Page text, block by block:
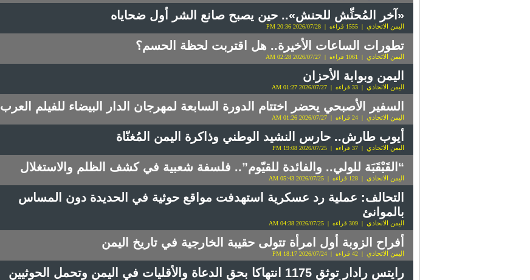
«آخر المُحنِّش للحنش».. حين يصبح صانع الشر أول ضحاياه
اليمن الاتحادي | 1555 قراءه | 2026/07/28 20:36 PM
تطورات الساعات الأخيرة.. هل اقتربت لحظة الحسم؟
اليمن الاتحادي | 1061 قراءه | 2026/07/27 02:28 AM
اليمن وبوابة الأحزان
اليمن الاتحادي | 33 قراءه | 2026/07/27 01:27 AM
السفير الأصبحي يحضر اختتام الدورة السابعة لمهرجان الدار البيضاء للفيلم العرب
اليمن الاتحادي | 24 قراءه | 2026/07/27 01:26 AM
أيوب طارش.. حارس النشيد الوطني وذاكرة اليمن المُغنّاة
اليمن الاتحادي | 37 قراءه | 2026/07/25 19:08 PM
“القَبْقَبَة للولي.. والفائدة للقيّوم”.. فلسفة شعبية في كشف الظلم والاستغلال
اليمن الاتحادي | 128 قراءه | 2026/07/25 05:43 AM
التحالف: عملية رد عسكرية استهدفت مواقع حوثية في الحديدة دون المساس
بالموانئ
اليمن الاتحادي | 309 قراءه | 2026/07/25 04:38 AM
أفراح الزوبة أول امرأة تتولى حقيبة الخارجية في تاريخ اليمن
اليمن الاتحادي | 42 قراءه | 2026/07/24 18:17 PM
رايتس رادار توثق 1175 انتهاكا بحق الدعاة والأقليات في اليمن وتحمل الحوثيين